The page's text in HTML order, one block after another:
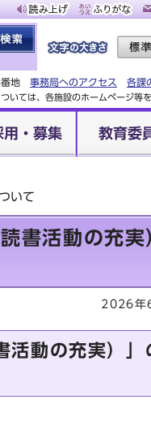
番地 事務局へのアクセス
各課
ては、各施設のホームページ等を
用・募集 教育委
いて
書活動の充実
2026年
活動の充実）」